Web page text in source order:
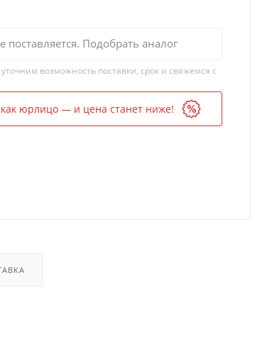
поставляется. Подобрать аналог
возможность поставки, срок и свяжемся с
как юрлицо — и цена станет ниже!